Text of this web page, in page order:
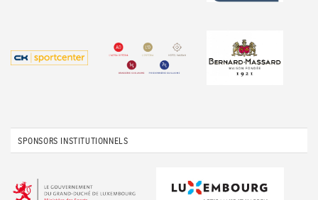
SPONSORS INSTITUTIONNELS